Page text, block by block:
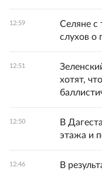
12:59
Селяне с
слухов о
12:51
хотят,
12:50
В
этажа и
12:46
В